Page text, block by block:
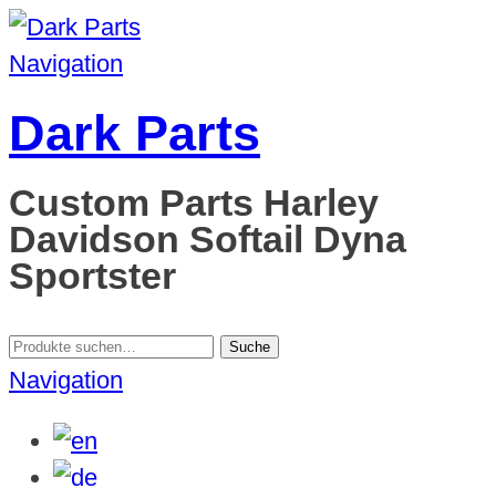
Navigation
Dark Parts
Custom Parts Harley
Davidson Softail Dyna
Sportster
Suche
nach:
Suche
Navigation